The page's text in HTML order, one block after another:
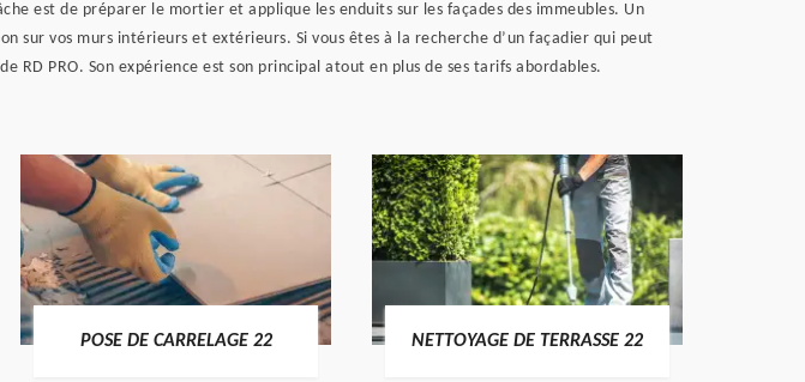
est de préparer le mortier et applique les enduits sur les façades des immeubles. Un
vos murs intérieurs et extérieurs. Si vous êtes à la recherche d’un façadier qui peut
RD PRO. Son expérience est son principal atout en plus de ses tarifs abordables.
POSE DE CARRELAGE 22 NETTOYAGE DE TERRASSE 22